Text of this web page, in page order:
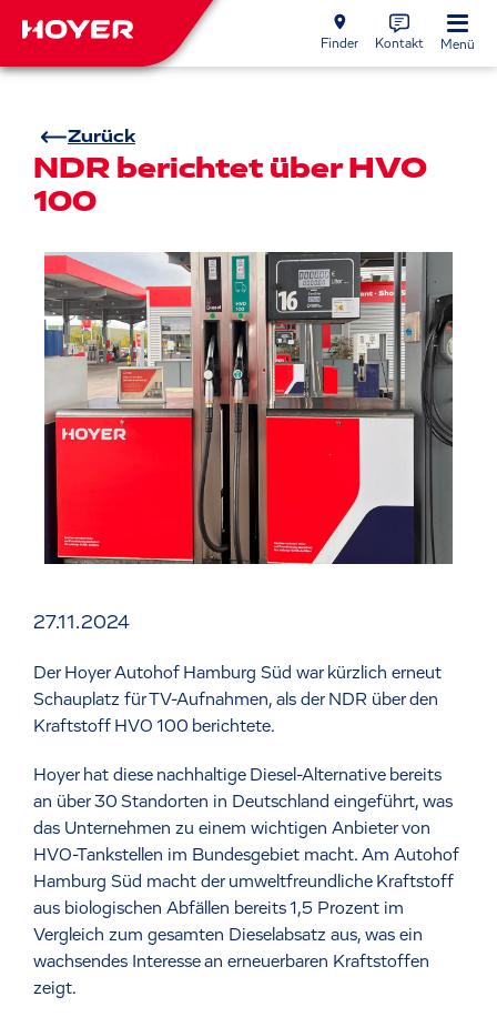
Finder Kontakt Menü
Zurück
NDR berichtet über HVO
100
27.11.2024
Der Hoyer Autohof Hamburg Süd war kürzlich erneut
Schauplatz für TV-Aufnahmen, als der NDR über den
Kraftstoff HVO 100 berichtete.
Hoyer hat diese nachhaltige Diesel-Alternative bereits
an über 30 Standorten in Deutschland eingeführt, was
das Unternehmen zu einem wichtigen Anbieter von
HVO-Tankstellen im Bundesgebiet macht. Am Autohof
Hamburg Süd macht der umweltfreundliche Kraftstoff
aus biologischen Abfällen bereits 1,5 Prozent im
Vergleich zum gesamten Dieselabsatz aus, was ein
wachsendes Interesse an erneuerbaren Kraftstoffen
zeigt.